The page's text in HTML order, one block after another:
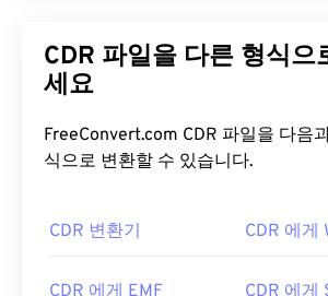
CDR 파일을 다른 형식으
세요
FreeConvert.com CDR 파일을 다음과 같은 다른 형
식으로 변환할 수 있습니다.
CDR 변환기 CDR 에게